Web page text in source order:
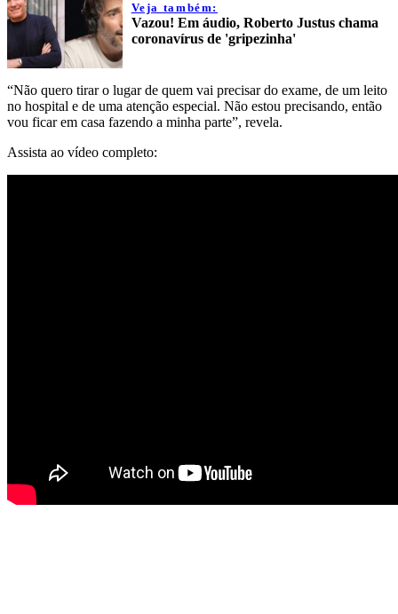
Veja também:
Vazou! Em áudio, Roberto Justus chama
coronavírus de 'gripezinha'
“Não quero tirar o lugar de quem vai precisar do exame, de um leito
no hospital e de uma atenção especial. Não estou precisando, então
vou ficar em casa fazendo a minha parte”, revela.
Assista ao vídeo completo: